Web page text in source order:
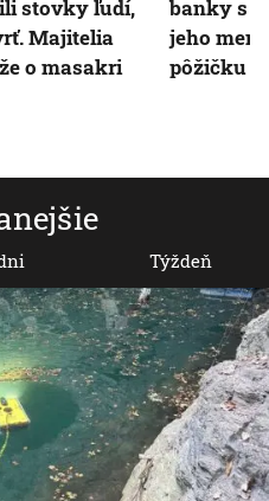
Týždeň
stovky ľudí,
Majitelia
o masakri
banky s
jeho
pôžičku